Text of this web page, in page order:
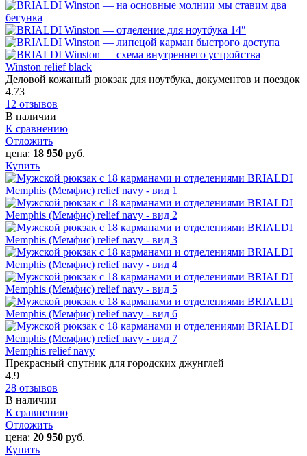
Winston relief black
Деловой кожаный рюкзак для ноутбука, документов и поездок
4.73
12 отзывов
В наличии
К сравнению
Отложить
цена: 18 950 руб.
Купить
Memphis relief navy
Прекрасный спутник для городских джунглей
4.9
28 отзывов
В наличии
К сравнению
Отложить
цена: 20 950 руб.
Купить